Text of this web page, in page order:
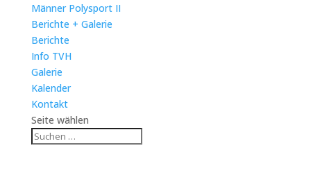
Männer Polysport II
Berichte + Galerie
Berichte
Info TVH
Galerie
Kalender
Kontakt
Seite wählen